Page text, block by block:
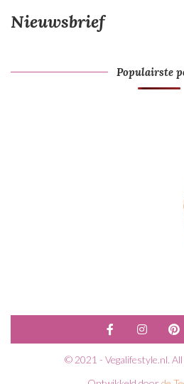
Nieuwsbrief
Populairste
© 2021 - Vegalifestyle.nl.